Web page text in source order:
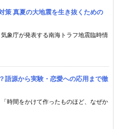
策 真夏の大地震を生き抜くための
象庁が発表する南海トラフ地震臨時情
語源から実験・恋愛への応用まで徹
時間をかけて作ったものほど、なぜか